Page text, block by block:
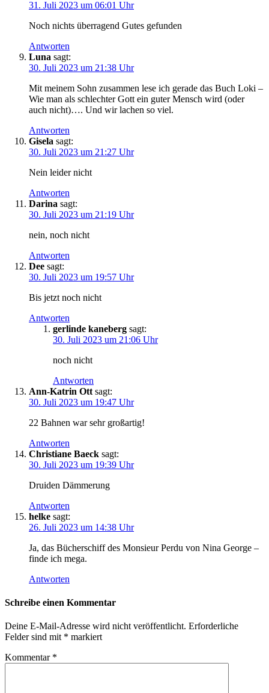
31. Juli 2023 um 06:01 Uhr
Noch nichts überragend Gutes gefunden
Antworten
Luna sagt:
30. Juli 2023 um 21:38 Uhr
Mit meinem Sohn zusammen lese ich gerade das Buch Loki –
Wie man als schlechter Gott ein guter Mensch wird (oder
auch nicht)…. Und wir lachen so viel.
Antworten
Gisela sagt:
30. Juli 2023 um 21:27 Uhr
Nein leider nicht
Antworten
Darina sagt:
30. Juli 2023 um 21:19 Uhr
nein, noch nicht
Antworten
Dee sagt:
30. Juli 2023 um 19:57 Uhr
Bis jetzt noch nicht
Antworten
gerlinde kaneberg sagt:
30. Juli 2023 um 21:06 Uhr
noch nicht
Antworten
Ann-Katrin Ott sagt:
30. Juli 2023 um 19:47 Uhr
22 Bahnen war sehr großartig!
Antworten
Christiane Baeck sagt:
30. Juli 2023 um 19:39 Uhr
Druiden Dämmerung
Antworten
helke sagt:
26. Juli 2023 um 14:38 Uhr
Ja, das Bücherschiff des Monsieur Perdu von Nina George –
finde ich mega.
Antworten
Schreibe einen Kommentar
Deine E-Mail-Adresse wird nicht veröffentlicht. Erforderliche
Felder sind mit * markiert
Kommentar *